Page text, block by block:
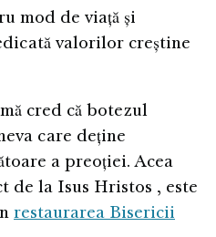
mod de viață și
valorilor creștine
cred că botezul
care deține
a preoției. Acea
de la Isus Hristos , este
restaurarea Bisericii